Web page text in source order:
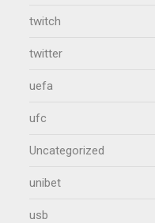
twitch
twitter
uefa
ufc
Uncategorized
unibet
usb